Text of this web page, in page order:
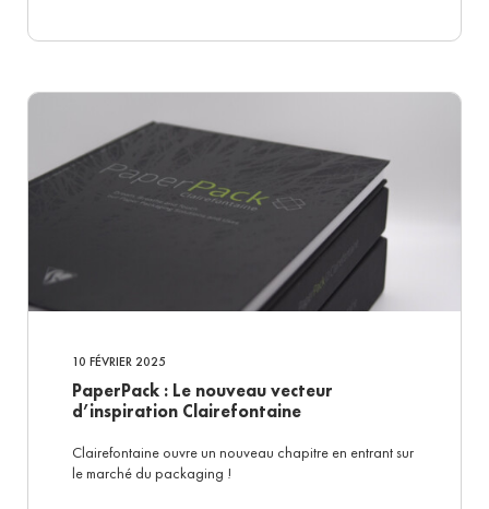
10 FÉVRIER 2025
PaperPack : Le nouveau vecteur
d’inspiration Clairefontaine
Clairefontaine ouvre un nouveau chapitre en entrant sur
le marché du packaging !